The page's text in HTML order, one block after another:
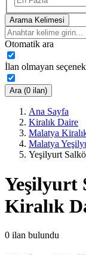
Arama Kelimesi
Otomatik ara
İlan olmayan
Ara (0 ilan)
Ana Sayfa
Kiralık Daire
Malatya
Malatya
Yeşilyurt
Yeşilyurt
Kiralık
0 ilan bulundu